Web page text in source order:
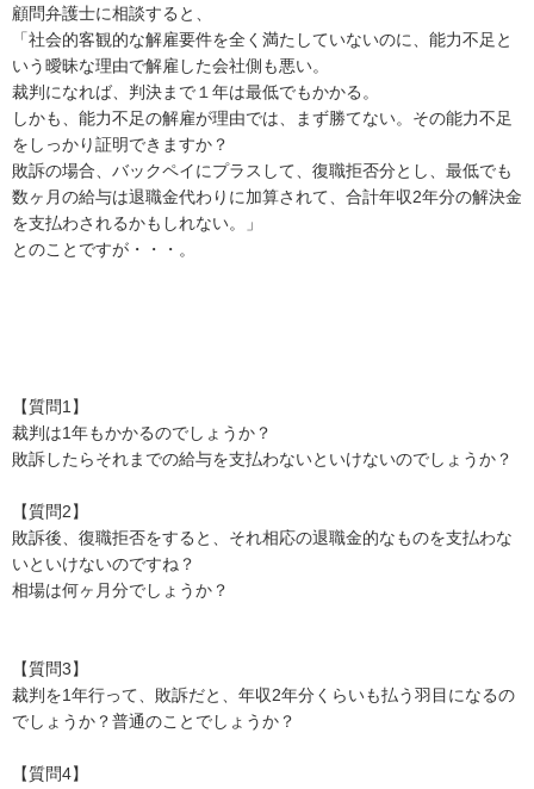
顧問弁護士に相談すると、
「社会的客観的な解雇要件を全く満たしていないのに、能力不足と
いう曖昧な理由で解雇した会社側も悪い。
裁判になれば、判決まで１年は最低でもかかる。
しかも、能力不足の解雇が理由では、まず勝てない。その能力不足
をしっかり証明できますか？
敗訴の場合、バックペイにプラスして、復職拒否分とし、最低でも
数ヶ月の給与は退職金代わりに加算されて、合計年収2年分の解決金
を支払わされるかもしれない。」
とのことですが・・・。
【質問1】
裁判は1年もかかるのでしょうか？
敗訴したらそれまでの給与を支払わないといけないのでしょうか？
【質問2】
敗訴後、復職拒否をすると、それ相応の退職金的なものを支払わな
いといけないのですね？
相場は何ヶ月分でしょうか？
【質問3】
裁判を1年行って、敗訴だと、年収2年分くらいも払う羽目になるの
でしょうか？普通のことでしょうか？
【質問4】